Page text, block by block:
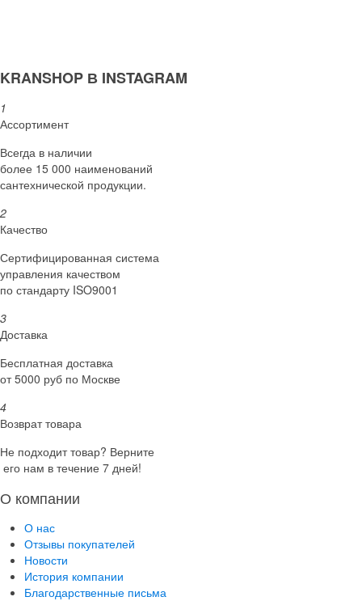
KRANSHOP В INSTAGRAM
1
Ассортимент
Всегда в наличии
более 15 000 наименований
сантехнической продукции.
2
Качество
Сертифициро­ванная система
управления качеством
по стандарту ISO9001
3
Доставка
Бесплатная доставка
от 5000 руб по Москве
4
Возврат товара
Не подходит товар? Верните
его нам в течение 7 дней!
О компании
О нас
Отзывы покупателей
Новости
История компании
Благодарственные письма